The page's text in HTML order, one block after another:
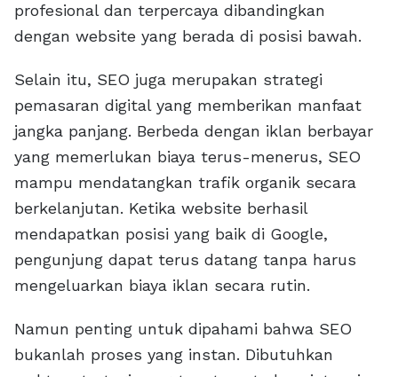
profesional dan terpercaya dibandingkan
dengan website yang berada di posisi bawah.
Selain itu, SEO juga merupakan strategi
pemasaran digital yang memberikan manfaat
jangka panjang. Berbeda dengan iklan berbayar
yang memerlukan biaya terus-menerus, SEO
mampu mendatangkan trafik organik secara
berkelanjutan. Ketika website berhasil
mendapatkan posisi yang baik di Google,
pengunjung dapat terus datang tanpa harus
mengeluarkan biaya iklan secara rutin.
Namun penting untuk dipahami bahwa SEO
bukanlah proses yang instan. Dibutuhkan